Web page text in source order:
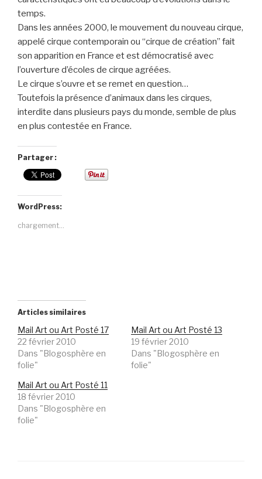
temps.
Dans les années 2000, le mouvement du nouveau cirque,
appelé cirque contemporain ou “cirque de création” fait
son apparition en France et est démocratisé avec
l’ouverture d’écoles de cirque agréées.
Le cirque s’ouvre et se remet en question…
Toutefois la présence d’animaux dans les cirques,
interdite dans plusieurs pays du monde, semble de plus
en plus contestée en France.
Partager :
WordPress:
chargement…
Articles similaires
Mail Art ou Art Posté 17
22 février 2010
Dans "Blogosphère en
folie"
Mail Art ou Art Posté 13
19 février 2010
Dans "Blogosphère en
folie"
Mail Art ou Art Posté 11
18 février 2010
Dans "Blogosphère en
folie"